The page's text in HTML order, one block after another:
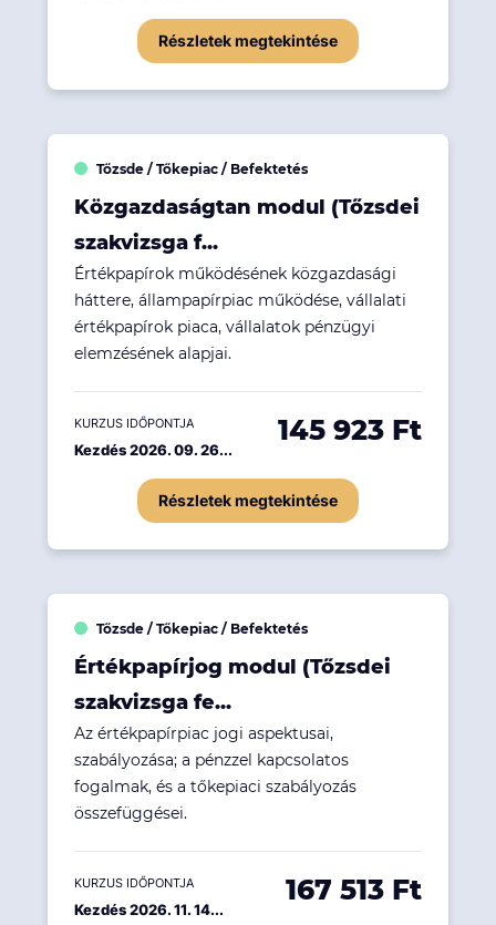
Részletek megtekintése
Tőzsde / Tőkepiac / Befektetés
Közgazdaságtan modul (Tőzsdei
szakvizsga f...
Értékpapírok működésének közgazdasági
háttere, állampapírpiac működése, vállalati
értékpapírok piaca, vállalatok pénzügyi
elemzésének alapjai.
KURZUS IDŐPONTJA
Kezdés 2026. 09. 26...
145 923 Ft
Részletek megtekintése
Tőzsde / Tőkepiac / Befektetés
Értékpapírjog modul (Tőzsdei
szakvizsga fe...
Az értékpapírpiac jogi aspektusai,
szabályozása; a pénzzel kapcsolatos
fogalmak, és a tőkepiaci szabályozás
összefüggései.
KURZUS IDŐPONTJA
Kezdés 2026. 11. 14...
167 513 Ft